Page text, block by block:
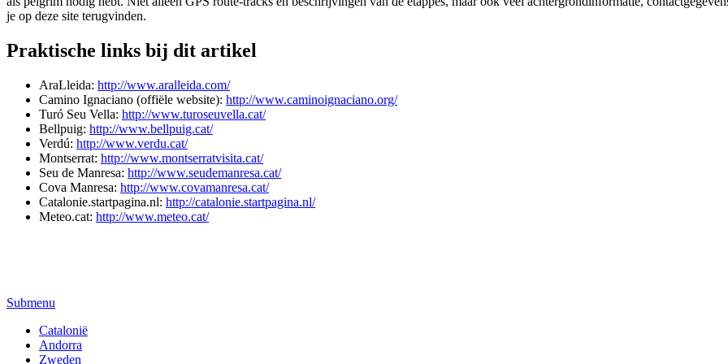
je op deze site terugvinden.
Praktische links bij dit artikel
AraLleida: http://www.aralleida.com/
Camino Ignaciano (offiële website): http://www.caminoignaciano.org/
Turó Seu Vella: http://www.turoseuvella.cat/
Bellpuig: http://www.bellpuig.cat/
Verdú: http://www.verdu.cat/
Montserrat: http://www.montserratvisita.cat/
Seu de Manresa: http://www.seudemanresa.cat/
Cova Manresa: http://www.covamanresa.cat/
Catalonie.startpagina.nl: http://catalonie.startpagina.nl/
Meteo.cat: http://www.meteo.cat/
Submenu
Catalonië
Andorra
Zweden